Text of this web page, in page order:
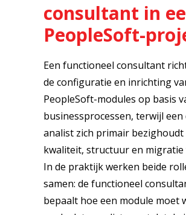
consultant in
PeopleSoft-
Een functioneel consultant
de configuratie en inrichting
PeopleSoft-modules op basis
businessprocessen, terwijl een
analist zich primair bezighoudt
kwaliteit, structuur en migratie
In de praktijk werken beide
samen: de functioneel
bepaalt hoe een module moet